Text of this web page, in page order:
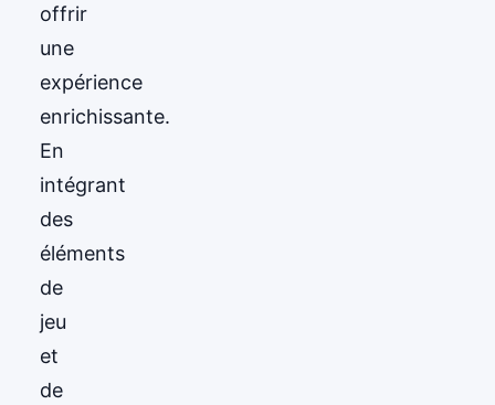
offrir
une
expérience
enrichissante.
En
intégrant
des
éléments
de
jeu
et
de